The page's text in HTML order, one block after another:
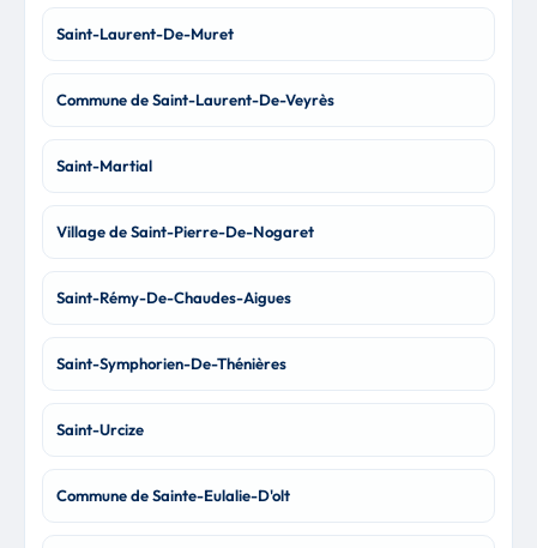
Saint-Laurent-De-Muret
Commune de Saint-Laurent-De-Veyrès
Saint-Martial
Village de Saint-Pierre-De-Nogaret
Saint-Rémy-De-Chaudes-Aigues
Saint-Symphorien-De-Thénières
Saint-Urcize
Commune de Sainte-Eulalie-D'olt